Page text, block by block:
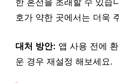
한 혼선을 초래할 수 있습
호가 약한 곳에서는 더욱
대처 방안: 앱 사용 전에
운 경우 재설정 해보세요.